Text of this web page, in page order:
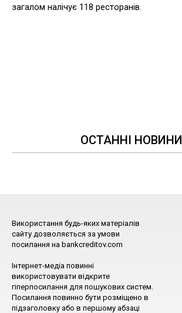
загалом налічує 118 ресторанів.
ОСТАННІ НОВИНИ
Використання будь-яких матеріалів
сайту дозволяється за умови
посилання на bankcreditov.com
Інтернет-медіа повинні
використовувати відкрите
гіперпосилання для пошукових систем.
Посилання повинно бути розміщено в
підзаголовку або в першому абзаці